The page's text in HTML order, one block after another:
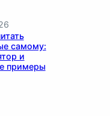
самому:
и
примеры